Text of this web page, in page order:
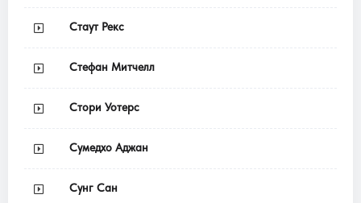
Стаут Рекс
Стефан Митчелл
Стори Уотерс
Сумедхо Аджан
Сунг Сан